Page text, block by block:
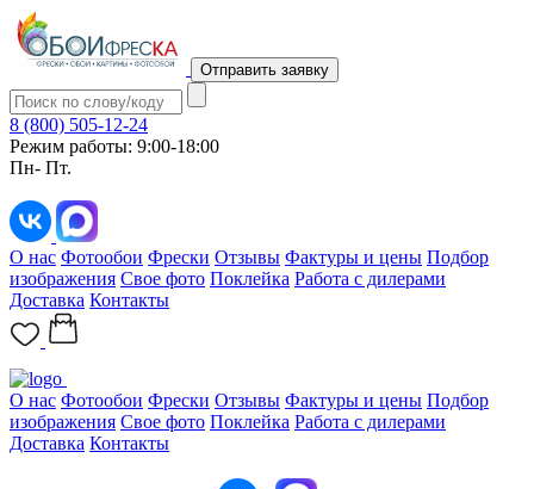
Отправить заявку
8 (800) 505-12-24
Режим работы: 9:00-18:00
Пн- Пт.
О нас Фотообои Фрески Отзывы Фактуры и цены Подбор
изображения Свое фото Поклейка Работа с дилерами
Доставка Контакты
О нас Фотообои Фрески Отзывы Фактуры и цены Подбор
изображения Свое фото Поклейка Работа с дилерами
Доставка Контакты